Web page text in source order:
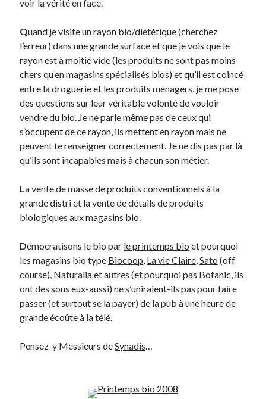
voir la vérité en face.
Quand je visite un rayon bio/diététique (cherchez
l’erreur) dans une grande surface et que je vois que le
rayon est à moitié vide (les produits ne sont pas moins
chers qu’en magasins spécialisés bios) et qu’il est coincé
entre la droguerie et les produits ménagers, je me pose
des questions sur leur véritable volonté de vouloir
vendre du bio. Je ne parle même pas de ceux qui
s’occupent de ce rayon, ils mettent en rayon mais ne
peuvent te renseigner correctement. Je ne dis pas par là
qu’ils sont incapables mais à chacun son métier.
La vente de masse de produits conventionnels à la
grande distri et la vente de détails de produits
biologiques aux magasins bio.
Démocratisons le bio par le printemps bio et pourquoi
les magasins bio type Biocoop, La vie Claire,Sato (off
course), Naturaliaet autres (et pourquoi pas Botanic, ils
ont des sous eux-aussi) ne s’uniraient-ils pas pour faire
passer (et surtout se la payer) de la pub à une heure de
grande écoûte à la télé.
Pensez-y Messieurs deSynadis…